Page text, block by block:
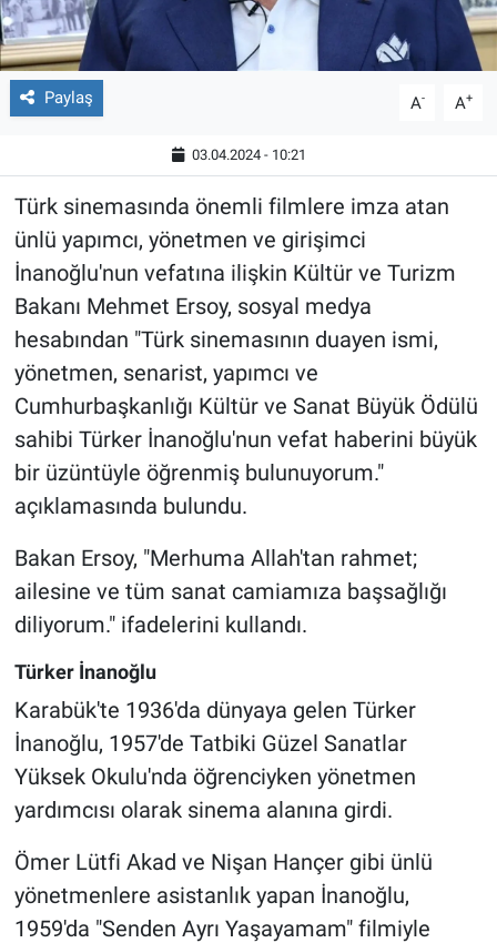
Paylaş A- A+
03.04.2024 - 10:21
Türk sinemasında önemli filmlere imza atan
ünlü yapımcı, yönetmen ve girişimci
İnanoğlu'nun vefatına ilişkin Kültür ve Turizm
Bakanı Mehmet Ersoy, sosyal medya
hesabından "Türk sinemasının duayen ismi,
yönetmen, senarist, yapımcı ve
Cumhurbaşkanlığı Kültür ve Sanat Büyük Ödülü
sahibi Türker İnanoğlu'nun vefat haberini büyük
bir üzüntüyle öğrenmiş bulunuyorum."
açıklamasında bulundu.
Bakan Ersoy, "Merhuma Allah'tan rahmet;
ailesine ve tüm sanat camiamıza başsağlığı
diliyorum." ifadelerini kullandı.
Türker İnanoğlu
Karabük'te 1936'da dünyaya gelen Türker
İnanoğlu, 1957'de Tatbiki Güzel Sanatlar
Yüksek Okulu'nda öğrenciyken yönetmen
yardımcısı olarak sinema alanına girdi.
Ömer Lütfi Akad ve Nişan Hançer gibi ünlü
yönetmenlere asistanlık yapan İnanoğlu,
1959'da "Senden Ayrı Yaşayamam" filmiyle